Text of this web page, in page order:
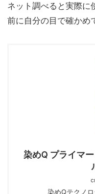
ネット調べると実際に
前に自分の目で確かめ
染めQ プライマ
染めQテクノ